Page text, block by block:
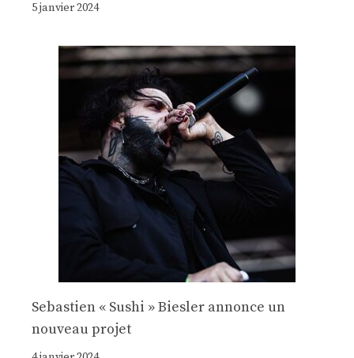
5 janvier 2024
Sebastien « Sushi » Biesler annonce un
nouveau projet